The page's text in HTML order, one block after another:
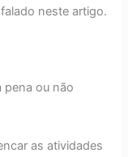
neste artigo.
pena ou não
as atividades